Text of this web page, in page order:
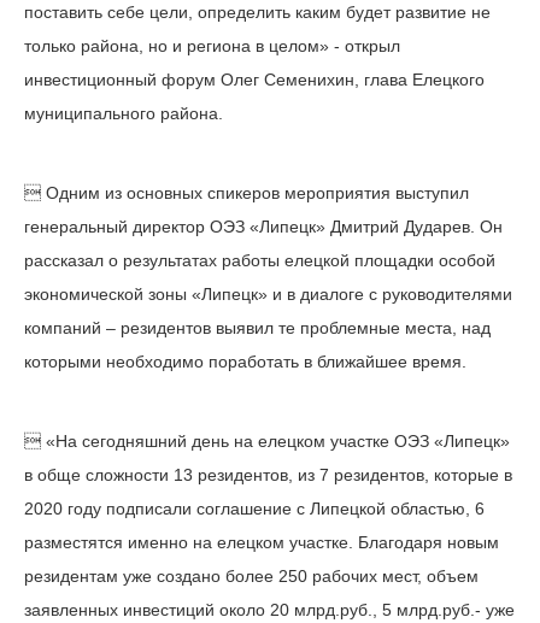
поставить себе цели, определить каким будет развитие не
только района, но и региона в целом» - открыл
инвестиционный форум Олег Семенихин, глава Елецкого
муниципального района.
 Одним из основных спикеров мероприятия выступил
генеральный директор ОЭЗ «Липецк» Дмитрий Дударев. Он
рассказал о результатах работы елецкой площадки особой
экономической зоны «Липецк» и в диалоге с руководителями
компаний – резидентов выявил те проблемные места, над
которыми необходимо поработать в ближайшее время.
 «На сегодняшний день на елецком участке ОЭЗ «Липецк»
в обще сложности 13 резидентов, из 7 резидентов, которые в
2020 году подписали соглашение с Липецкой областью, 6
разместятся именно на елецком участке. Благодаря новым
резидентам уже создано более 250 рабочих мест, объем
заявленных инвестиций около 20 млрд.руб., 5 млрд.руб.- уже